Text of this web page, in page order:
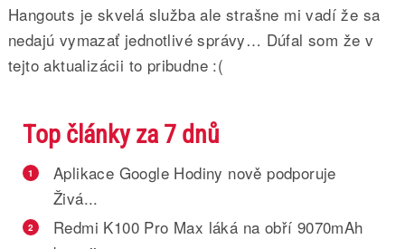
Hangouts je skvelá služba ale strašne mi vadí že sa
nedajú vymazať jednotlivé správy… Dúfal som že v
tejto aktualizácii to pribudne :(
Top články za 7 dnů
1
Aplikace Google Hodiny nově podporuje
Živá...
2
Redmi K100 Pro Max láká na obří 9070mAh